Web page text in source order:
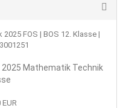
2025 Mathematik Technik